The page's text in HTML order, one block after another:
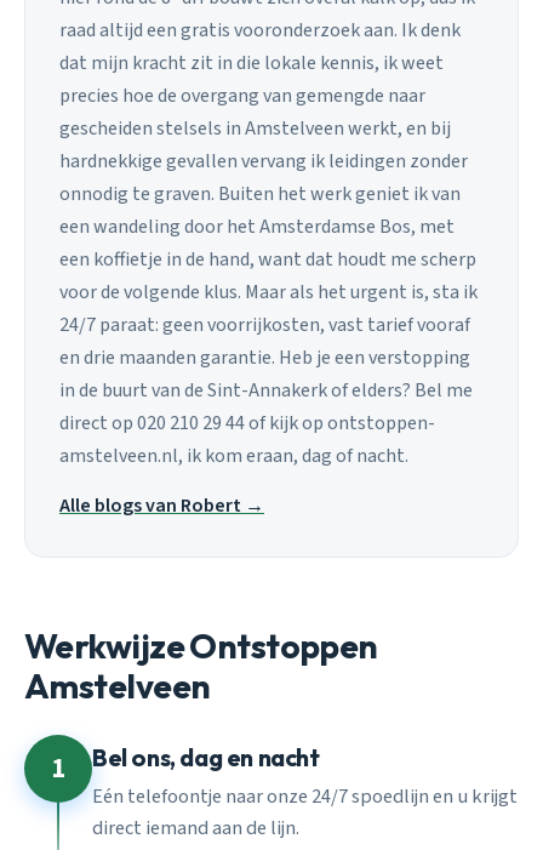
raad altijd een gratis vooronderzoek aan. Ik denk
dat mijn kracht zit in die lokale kennis, ik weet
precies hoe de overgang van gemengde naar
gescheiden stelsels in Amstelveen werkt, en bij
hardnekkige gevallen vervang ik leidingen zonder
onnodig te graven. Buiten het werk geniet ik van
een wandeling door het Amsterdamse Bos, met
een koffietje in de hand, want dat houdt me scherp
voor de volgende klus. Maar als het urgent is, sta ik
24/7 paraat: geen voorrijkosten, vast tarief vooraf
en drie maanden garantie. Heb je een verstopping
in de buurt van de Sint-Annakerk of elders? Bel me
direct op 020 210 29 44 of kijk op ontstoppen-
amstelveen.nl, ik kom eraan, dag of nacht.
Alle blogs van Robert →
Werkwijze Ontstoppen
Amstelveen
1 Bel ons, dag en nacht
Eén telefoontje naar onze 24/7 spoedlijn en u krijgt
direct iemand aan de lijn.